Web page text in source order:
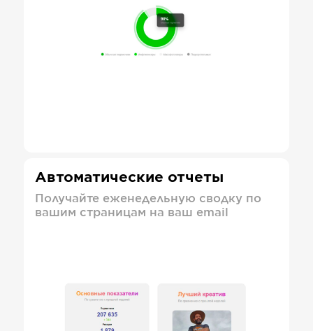
Автоматические отчеты
Получайте еженедельную сводку по
вашим страницам на ваш email